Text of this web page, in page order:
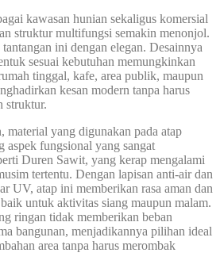
kawasan hunian sekaligus komersial
struktur multifungsi semakin menonjol.
ini dengan elegan. Desainnya
sesuai kebutuhan memungkinkan
tinggal, kafe, area publik, maupun
kesan modern tanpa harus
struktur.
material yang digunakan pada atap
aspek fungsional yang sangat
Duren Sawit, yang kerap mengalami
tertentu. Dengan lapisan anti-air dan
UV, atap ini memberikan rasa aman dan
untuk aktivitas siang maupun malam.
ringan tidak memberikan beban
bangunan, menjadikannya pilihan ideal
area tanpa harus merombak